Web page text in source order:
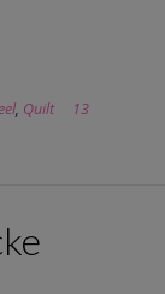
, Quilt
13